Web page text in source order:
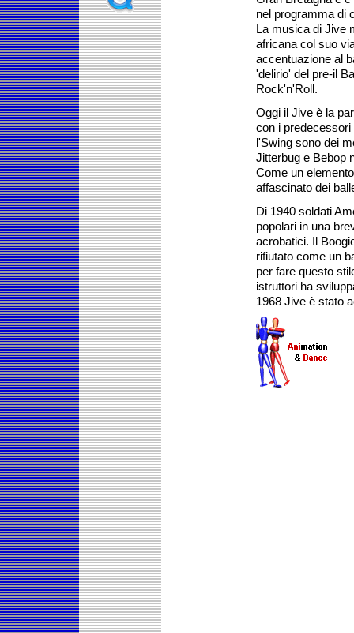
nel programma di
La musica di Jive
africana col suo
accentuazione al
'delirio' del pre-il
Rock'n'Roll.
Oggi il Jive è la
con i predecessori
l'Swing sono dei
Jitterbug e Bebop
Come un
affascinato dei
Di 1940 soldati
popolari in una
acrobatici. Il
rifiutato come un
per fare questo
istruttori ha
1968 Jive è stato